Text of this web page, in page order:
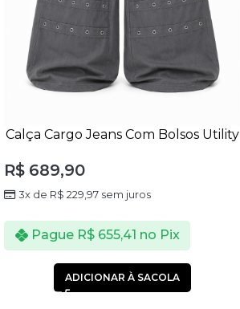
Calça Cargo Jeans Com Bolsos Utility
R$ 689,90
3x de R$ 229,97 sem juros
Pague R$655,41 no Pix
ADICIONAR À SACOLA